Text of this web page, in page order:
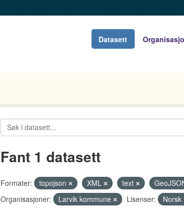
Datasett
Fant 1 datasett
Formater: topojson XML text
Organisasjoner:
Larvik kommune Lisenser: Norsk